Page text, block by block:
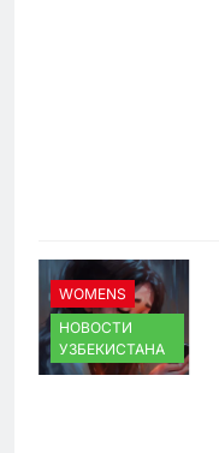
WOMENS
НОВОСТИ
УЗБЕКИСТАНА